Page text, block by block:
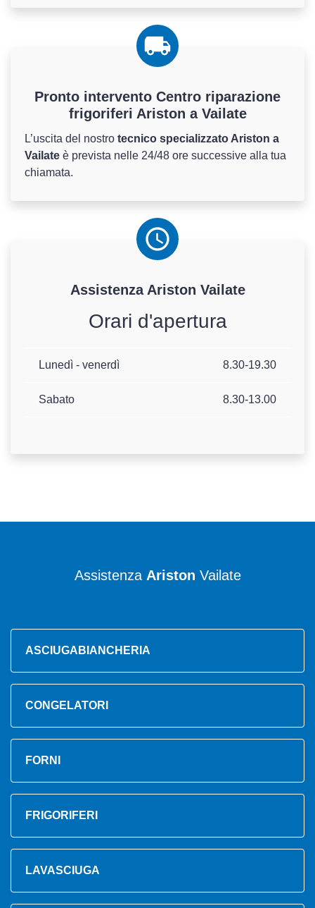
Pronto intervento Centro riparazione
frigoriferi Ariston a Vailate
L’uscita del nostro tecnico specializzato Ariston a
Vailate è prevista nelle 24/48 ore successive alla tua
chiamata.
Assistenza Ariston Vailate
Orari d'apertura
Lunedì - venerdì 8.30-19.30
Sabato 8.30-13.00
Assistenza Ariston Vailate
ASCIUGABIANCHERIA
CONGELATORI
FORNI
FRIGORIFERI
LAVASCIUGA